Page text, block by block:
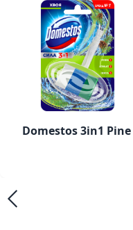
Domestos 3in1 Pine